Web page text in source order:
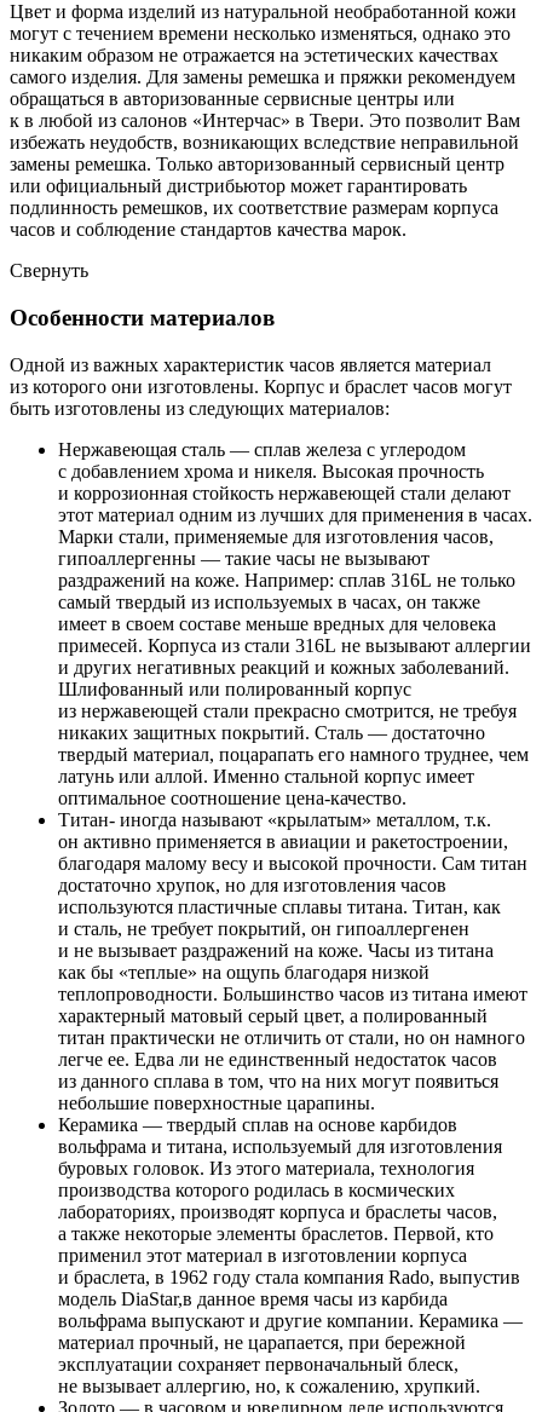
Цвет и форма изделий из натуральной необработанной кожи
могут с течением времени несколько изменяться, однако это
никаким образом не отражается на эстетических качествах
самого изделия. Для замены ремешка и пряжки рекомендуем
обращаться в авторизованные сервисные центры или
к в любой из салонов «Интерчас» в Твери. Это позволит Вам
избежать неудобств, возникающих вследствие неправильной
замены ремешка. Только авторизованный сервисный центр
или официальный дистрибьютор может гарантировать
подлинность ремешков, их соответствие размерам корпуса
часов и соблюдение стандартов качества марок.
Свернуть
Особенности материалов
Одной из важных характеристик часов является материал
из которого они изготовлены. Корпус и браслет часов могут
быть изготовлены из следующих материалов:
Нержавеющая сталь — сплав железа с углеродом
с добавлением хрома и никеля. Высокая прочность
и коррозионная стойкость нержавеющей стали делают
этот материал одним из лучших для применения в часах.
Марки стали, применяемые для изготовления часов,
гипоаллергенны — такие часы не вызывают
раздражений на коже. Например: сплав 316L не только
самый твердый из используемых в часах, он также
имеет в своем составе меньше вредных для человека
примесей. Корпуса из стали 316L не вызывают аллергии
и других негативных реакций и кожных заболеваний.
Шлифованный или полированный корпус
из нержавеющей стали прекрасно смотрится, не требуя
никаких защитных покрытий. Сталь — достаточно
твердый материал, поцарапать его намного труднее, чем
латунь или аллой. Именно стальной корпус имеет
оптимальное соотношение цена-качество.
Титан- иногда называют «крылатым» металлом, т.к.
он активно применяется в авиации и ракетостроении,
благодаря малому весу и высокой прочности. Сам титан
достаточно хрупок, но для изготовления часов
используются пластичные сплавы титана. Титан, как
и сталь, не требует покрытий, он гипоаллергенен
и не вызывает раздражений на коже. Часы из титана
как бы «теплые» на ощупь благодаря низкой
теплопроводности. Большинство часов из титана имеют
характерный матовый серый цвет, а полированный
титан практически не отличить от стали, но он намного
легче ее. Едва ли не единственный недостаток часов
из данного сплава в том, что на них могут появиться
небольшие поверхностные царапины.
Керамика — твердый сплав на основе карбидов
вольфрама и титана, используемый для изготовления
буровых головок. Из этого материала, технология
производства которого родилась в космических
лабораториях, производят корпуса и браслеты часов,
а также некоторые элементы браслетов. Первой, кто
применил этот материал в изготовлении корпуса
и браслета, в 1962 году стала компания Rado, выпустив
модель DiaStar,в данное время часы из карбида
вольфрама выпускают и другие компании. Керамика —
материал прочный, не царапается, при бережной
эксплуатации сохраняет первоначальный блеск,
не вызывает аллергию, но, к сожалению, хрупкий.
Золото — в часовом и ювелирном деле используются